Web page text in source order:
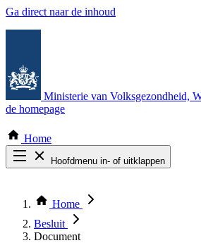
Ga direct naar de inhoud
Ministerie van Volksgezondheid,
de homepage
Home
Hoofdmenu in- of uitklappen
Thema COVID-19
Bekijk per bestuursorgaan
Home
Besluit
Document